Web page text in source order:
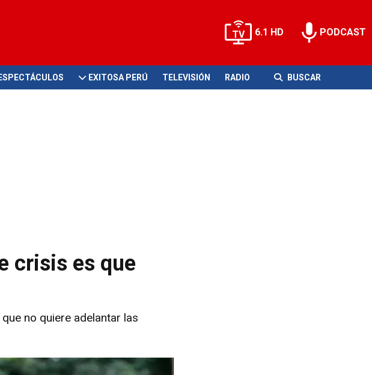
6.1 HD PODCAST
ESPECTÁCULOS EXITOSA PERÚ TELEVISIÓN RADIO BUSCAR
crisis es que
no quiere adelantar las